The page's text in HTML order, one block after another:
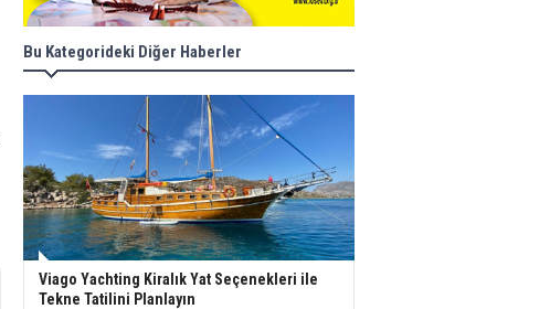
Bu Kategorideki Diğer Haberler
Viago Yachting Kiralık Yat Seçenekleri ile
Tekne Tatilini Planlayın